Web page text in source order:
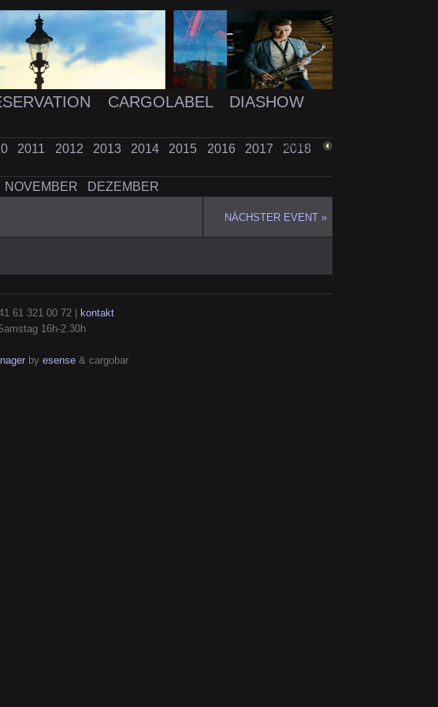
CARGOLABEL
DIASHOW
2011 2012 2013 2014 2015 2016 2017
2018
NOVEMBER DEZEMBER
ZURÜCK
NÄCHSTER EVENT »
61 321 00 72 |
kontakt
16h-2.30h
by esense& cargobar